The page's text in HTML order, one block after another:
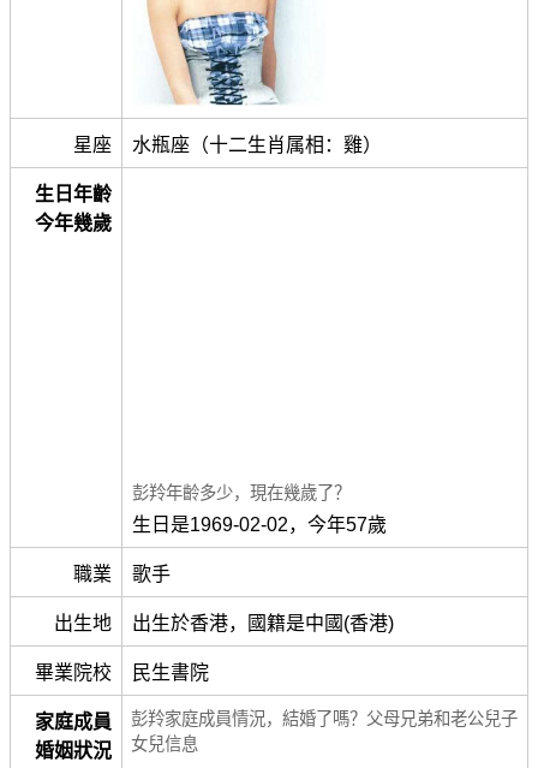
星座 水瓶座（十二生肖属相：雞）
生日年齡
今年幾歲
彭羚年齡多少，現在幾歲了？
生日是1969-02-02，今年57歲
職業 歌手
出生地 出生於香港，國籍是中國(香港)
畢業院校 民生書院
家庭成員
婚姻狀況
彭羚家庭成員情況，結婚了嗎？父母兄弟和老公兒子
女兒信息